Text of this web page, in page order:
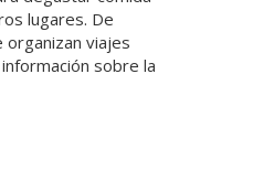
lugares. De
viajes
sobre la